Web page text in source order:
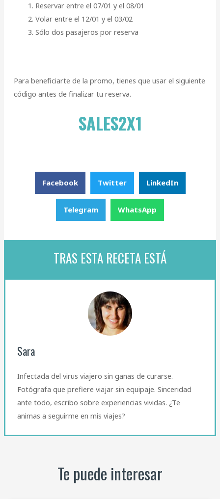
Reservar entre el 07/01 y el 08/01
Volar entre el 12/01 y el 03/02
Sólo dos pasajeros por reserva
Para beneficiarte de la promo, tienes que usar el siguiente
código antes de finalizar tu reserva.
SALES2X1
Facebook Twitter LinkedIn
Telegram WhatsApp
TRAS ESTA RECETA ESTÁ
Sara
Infectada del virus viajero sin ganas de curarse.
Fotógrafa que prefiere viajar sin equipaje. Sinceridad
ante todo, escribo sobre experiencias vividas. ¿Te
animas a seguirme en mis viajes?
Te puede interesar